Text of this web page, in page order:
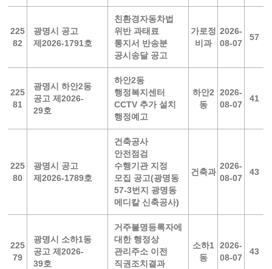
225
82
광명시 공고
제2026-1791호
친환경자동차법
위반 과태료
통지서 반송분
공시송달 공고
가로정
비과
2026-
08-07
57
225
81
광명시 하안2동
공고 제2026-
29호
하안2동
행정복지센터
CCTV 추가 설치
행정예고
하안2
동
2026-
08-07
41
225
80
광명시 공고
제2026-1789호
건축공사
안전점검
수행기관 지정
모집 공고(광명동
57-3번지 광명동
메디칼 신축공사)
건축과
2026-
08-07
43
225
79
광명시 소하1동
공고 제2026-
39호
거주불명등록자에
대한 행정상
관리주소 이전
직권조치결과
소하1
동
2026-
08-07
43